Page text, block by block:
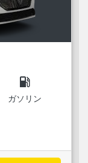
local_gas_station
ガソリン